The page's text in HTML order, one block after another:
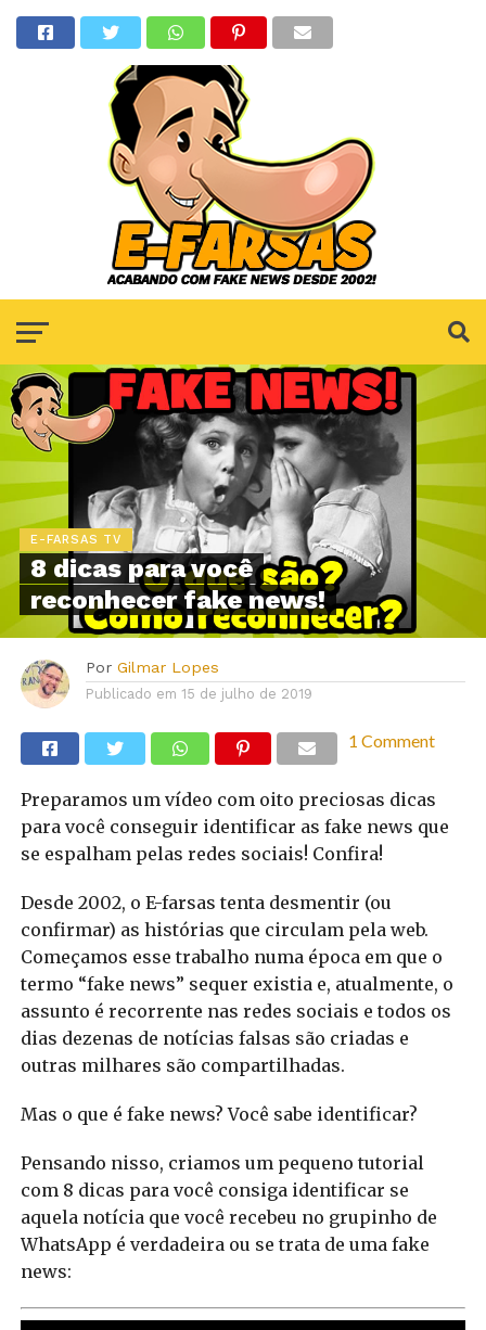
E-FARSAS TV
8 dicas para você
reconhecer fake news!
Por Gilmar Lopes
Publicado em 15 de julho de 2019
1 Comment
Preparamos um vídeo com oito preciosas dicas
para você conseguir identificar as fake news que
se espalham pelas redes sociais! Confira!
Desde 2002, o E-farsas tenta desmentir (ou
confirmar) as histórias que circulam pela web.
Começamos esse trabalho numa época em que o
termo “fake news” sequer existia e, atualmente, o
assunto é recorrente nas redes sociais e todos os
dias dezenas de notícias falsas são criadas e
outras milhares são compartilhadas.
Mas o que é fake news? Você sabe identificar?
Pensando nisso, criamos um pequeno tutorial
com 8 dicas para você consiga identificar se
aquela notícia que você recebeu no grupinho de
WhatsApp é verdadeira ou se trata de uma fake
news: